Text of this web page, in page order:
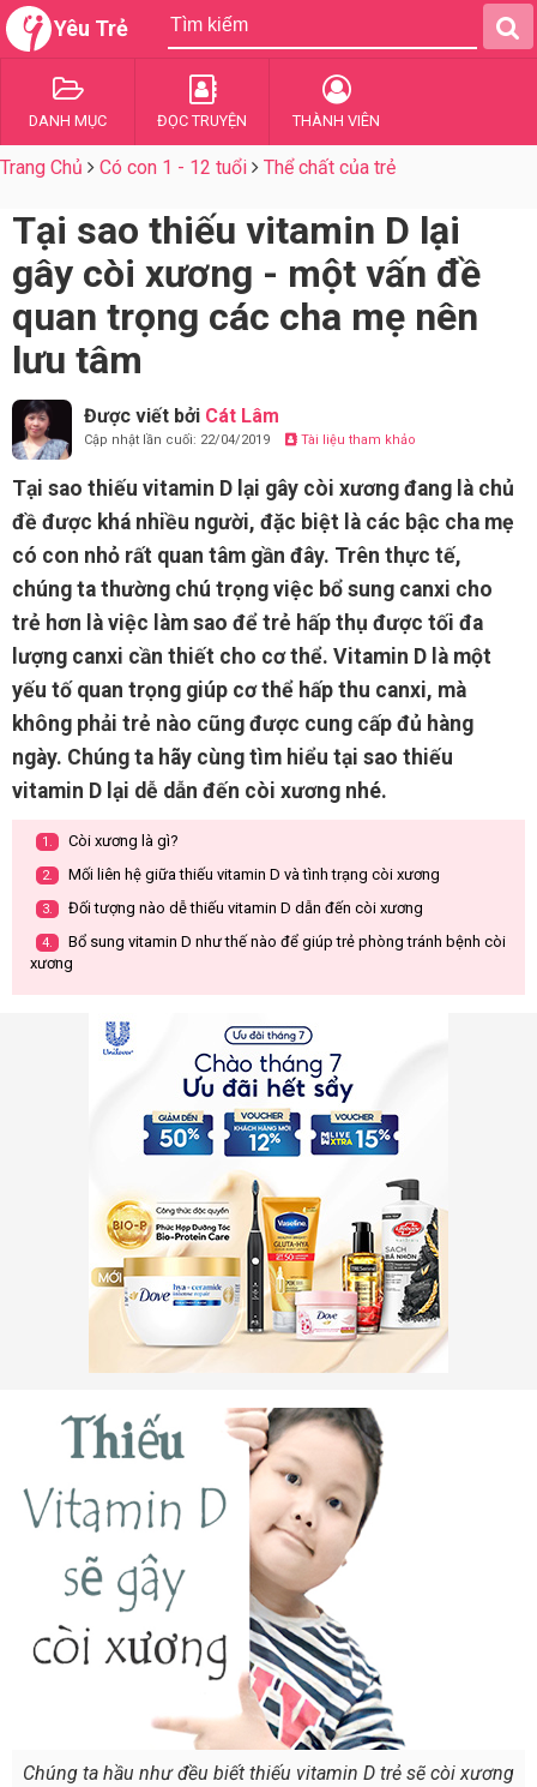
Yêu Trẻ
DANH MỤC ĐỌC TRUYỆN THÀNH VIÊN
Trang Chủ Có con 1 - 12 tuổi Thể chất của trẻ
Tại sao thiếu vitamin D lại
gây còi xương - một vấn đề
quan trọng các cha mẹ nên
lưu tâm
Được viết bởi Cát Lâm
Cập nhật lần cuối: 22/04/2019 Tài liệu tham khảo
Tại sao thiếu vitamin D lại gây còi xương đang là chủ
đề được khá nhiều người, đặc biệt là các bậc cha mẹ
có con nhỏ rất quan tâm gần đây. Trên thực tế,
chúng ta thường chú trọng việc bổ sung canxi cho
trẻ hơn là việc làm sao để trẻ hấp thụ được tối đa
lượng canxi cần thiết cho cơ thể. Vitamin D là một
yếu tố quan trọng giúp cơ thể hấp thu canxi, mà
không phải trẻ nào cũng được cung cấp đủ hàng
ngày. Chúng ta hãy cùng tìm hiểu tại sao thiếu
vitamin D lại dễ dẫn đến còi xương nhé.
1. Còi xương là gì?
2. Mối liên hệ giữa thiếu vitamin D và tình trạng còi xương
3. Đối tượng nào dễ thiếu vitamin D dẫn đến còi xương
4.
Bổ sung vitamin D như thế nào để giúp trẻ phòng tránh bệnh còi
xương
Chúng ta hầu như đều biết thiếu vitamin D trẻ sẽ còi xương